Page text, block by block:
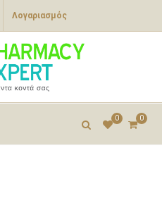
Λογαριασμός
0
0